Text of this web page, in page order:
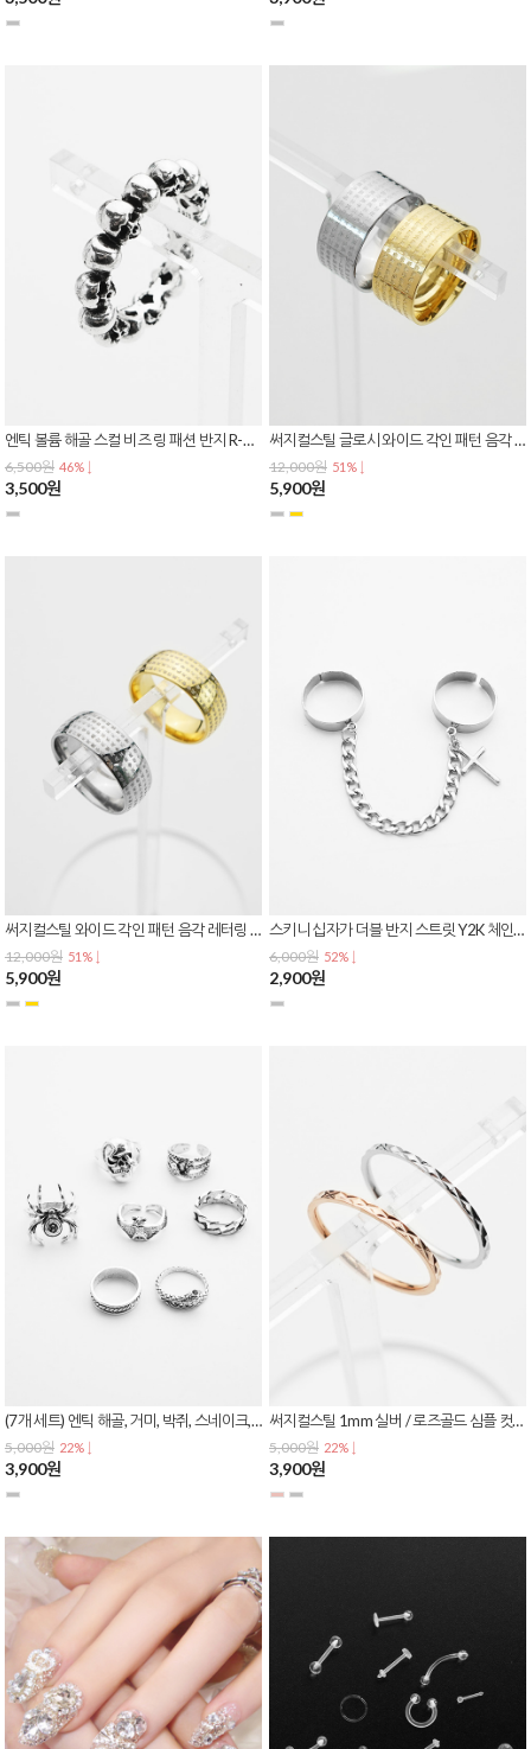
엔틱 볼륨 해골 스컬 비즈 링 패션 반지 R-0154
6,500원 46% ↓
3,500원
써지컬스틸 글로시 와이드 각인 패턴 음각 레터링 폰트 불교 종교 반지 R-0153
12,000원 51% ↓
5,900원
써지컬스틸 와이드 각인 패턴 음각 레터링 폰트 불교 종교 반지 R-0152
12,000원 51% ↓
5,900원
스키니 십자가 더블 반지 스트릿 Y2K 체인 링 연결 패션 반지 R-0151
6,000원 52% ↓
2,900원
(7개 세트) 엔틱 해골, 거미, 박쥐, 스네이크, 체인 디자인 패션 레이어드 링 반지 R-0150
5,000원 22% ↓
3,900원
써지컬스틸 1mm 실버 / 로즈골드 심플 컷팅 링 레이어드 커플링 우정 반지 R-0149
5,000원 22% ↓
3,900원